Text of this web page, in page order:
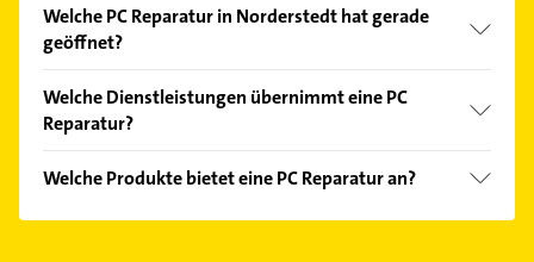
Kundenmeinungen und profitieren Sie von den
Empfehlungen. Die Suchergebnisse können Sie sich
Welche PC Reparatur in Norderstedt hat gerade
geöffnet?
Bitte beachten Sie, dass diese an Sonn- und
Feiertagen abweichen können.
Welche Dienstleistungen übernimmt eine PC
Reparatur?
Reparaturservice, Garantie auf durchgeführte
Reparaturen, Gebrauchtgerätegarantie,
Welche Produkte bietet eine PC Reparatur an?
Das Angebot umfasst unter anderem Ersatzteile